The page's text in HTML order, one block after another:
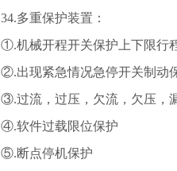
34.多重保护装置：
①.机械开程开关保护上下限行
②.出现紧急情况急停开关制动
③.过流，过压，欠流，欠压，
④.软件过载限位保护
⑤.断点停机保护